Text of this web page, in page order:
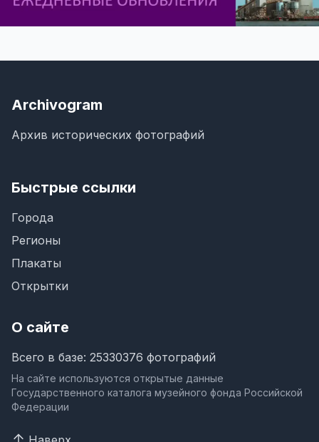
Archivogram
Архив исторических фотографий
Быстрые ссылки
Города
Регионы
Плакаты
Открытки
О сайте
Всего в базе: 25330376 фотографий
На сайте используются открытые данные
Государственного каталога музейного фонда Российской
Федерации